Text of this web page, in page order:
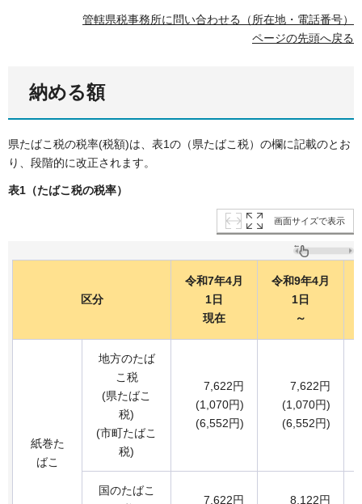
管轄県税事務所に問い合わせる（所在地・電話番号）
ページの先頭へ戻る
納める額
県たばこ税の税率(税額)は、表1の（県たばこ税）の欄に記載のとお
り、段階的に改正されます。
表1（たばこ税の税率）
画面サイズで表示
区分
令和7年4月
1日
現在
令和9年4月
1日
～
紙巻た
ばこ
地方のたば
こ税
(県たばこ
税)
(市町たばこ
税)
7,622円
(1,070円)
(6,552円)
7,622円
(1,070円)
(6,552円)
国のたばこ
7,622円 8,122円